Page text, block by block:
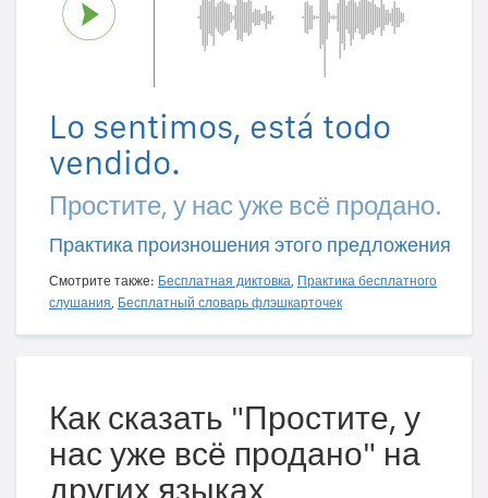
Lo sentimos, está todo
vendido.
Простите, у нас уже всё продано.
Практика произношения этого предложения
Смотрите также: Бесплатная диктовка, Практика бесплатного
слушания, Бесплатный словарь флэшкарточек
Как сказать "Простите, у
нас уже всё продано" на
других языках